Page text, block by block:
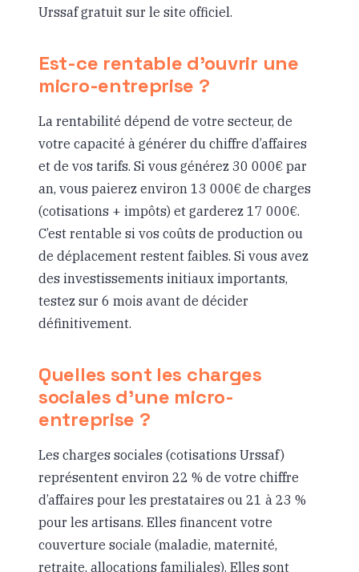
Urssaf gratuit sur le site officiel.
Est-ce rentable d’ouvrir une
micro-entreprise ?
La rentabilité dépend de votre secteur, de
votre capacité à générer du chiffre d’affaires
et de vos tarifs. Si vous générez 30 000€ par
an, vous paierez environ 13 000€ de charges
(cotisations + impôts) et garderez 17 000€.
C’est rentable si vos coûts de production ou
de déplacement restent faibles. Si vous avez
des investissements initiaux importants,
testez sur 6 mois avant de décider
définitivement.
Quelles sont les charges
sociales d’une micro-
entreprise ?
Les charges sociales (cotisations Urssaf)
représentent environ 22 % de votre chiffre
d’affaires pour les prestataires ou 21 à 23 %
pour les artisans. Elles financent votre
couverture sociale (maladie, maternité,
retraite, allocations familiales). Elles sont